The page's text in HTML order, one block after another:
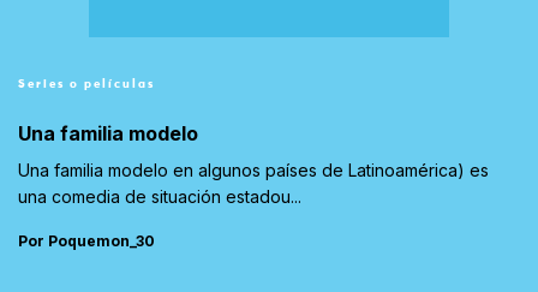
Series o películas
Una familia modelo
Una familia modelo en algunos países de Latinoamérica) es
una comedia de situación estadou...
Por Poquemon_30